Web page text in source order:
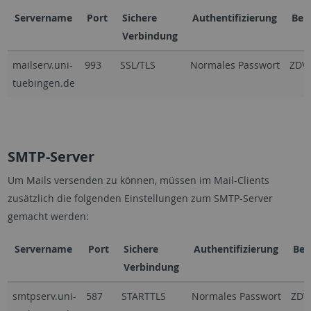
Servername Port
Sichere
Verbindung
Authentifizierung
mailserv.uni-
tuebingen.de
993 SSL/TLS Normales Passwort
SMTP-Server
Um Mails versenden zu können, müssen im Mail-Clients
zusätzlich die folgenden Einstellungen zum SMTP-Server
gemacht werden:
Servername Port
Sichere
Verbindung
Authentifizierung
smtpserv.uni-
587 STARTTLS Normales Passwort